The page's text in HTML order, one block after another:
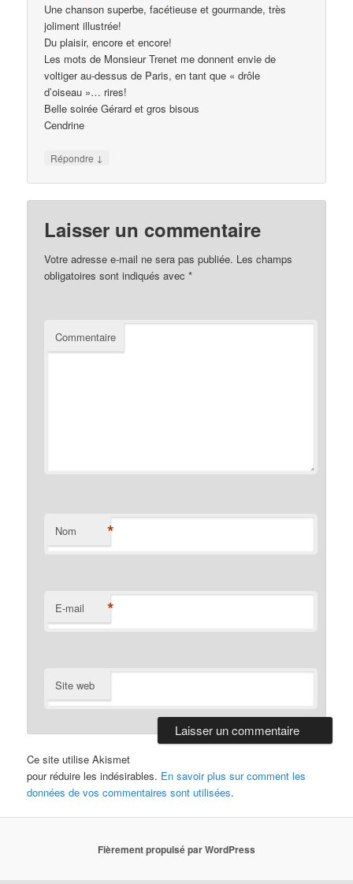
Une chanson superbe, facétieuse et gourmande, très
joliment illustrée!
Du plaisir, encore et encore!
Les mots de Monsieur Trenet me donnent envie de
voltiger au-dessus de Paris, en tant que « drôle
d’oiseau »… rires!
Belle soirée Gérard et gros bisous
Cendrine
Répondre ↓
Laisser un commentaire
Votre adresse e-mail ne sera pas publiée. Les champs
obligatoires sont indiqués avec*
Commentaire
Nom *
E-mail *
Site web
Ce site utilise Akismet
pour réduire les indésirables. En savoir plus sur comment les
données de vos commentaires sont utilisées.
Fièrement propulsé par WordPress